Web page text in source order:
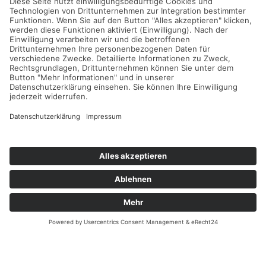
Immobilien Aktuelles
Für Eigentümer Kontakt
Referenzen Impressum
Verwaltung
Vertrag widerrufen